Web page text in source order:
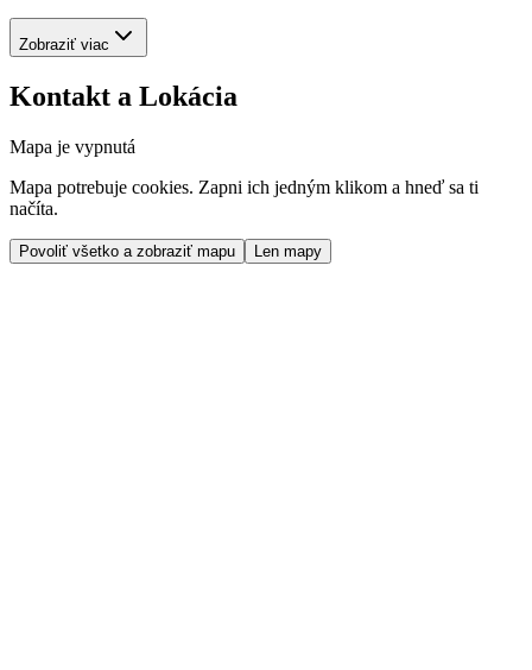
Zobraziť viac
Kontakt a Lokácia
Mapa je vypnutá
Mapa potrebuje cookies. Zapni ich jedným klikom a hneď sa ti
načíta.
Povoliť všetko a zobraziť mapu Len mapy